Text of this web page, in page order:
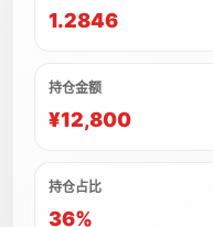
1.2846
持仓金额
¥12,800
持仓占比
36%